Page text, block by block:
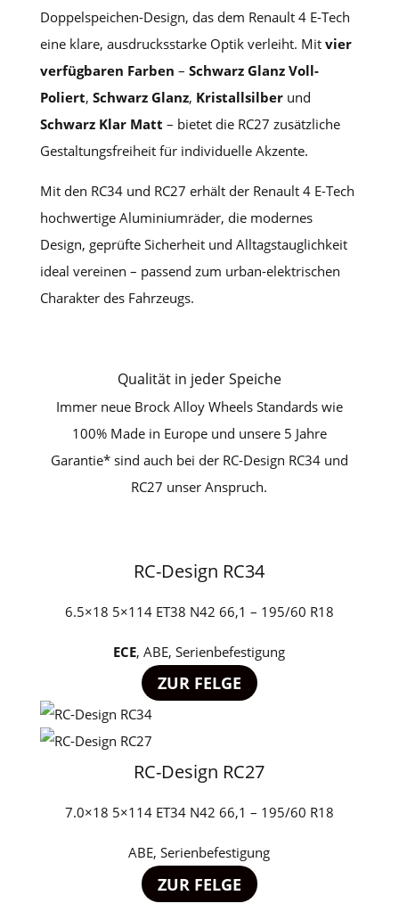
Doppelspeichen-Design, das dem Renault 4 E-Tech
eine klare, ausdrucksstarke Optik verleiht. Mit vier
verfügbaren Farben – Schwarz Glanz Voll-
Poliert, Schwarz Glanz, Kristallsilberund
Schwarz Klar Matt – bietet die RC27 zusätzliche
Gestaltungsfreiheit für individuelle Akzente.
Mit den RC34 und RC27 erhält der Renault 4 E-Tech
hochwertige Aluminiumräder, die modernes
Design, geprüfte Sicherheit und Alltagstauglichkeit
ideal vereinen – passend zum urban-elektrischen
Charakter des Fahrzeugs.
Qualität in jeder Speiche
Immer neue Brock Alloy Wheels Standards wie
100% Made in Europe und unsere 5 Jahre
Garantie* sind auch bei der RC-Design RC34 und
RC27 unser Anspruch.
RC-Design RC34
6.5×18 5×114 ET38 N42 66,1 – 195/60 R18
ECE, ABE, Serienbefestigung
ZUR FELGE
RC-Design RC27
7.0×18 5×114 ET34 N42 66,1 – 195/60 R18
ABE, Serienbefestigung
ZUR FELGE